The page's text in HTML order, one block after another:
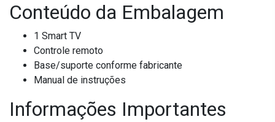
Conteúdo da Embalagem
1 Smart TV
Controle remoto
Base/suporte conforme fabricante
Manual de instruções
Informações Importantes